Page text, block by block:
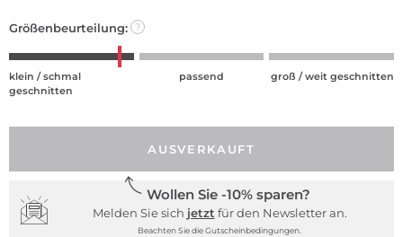
Größenbeurteilung: ?
klein / schmal
geschnitten
passend groß / weit geschnitten
AUSVERKAUFT
Wollen Sie -10% sparen?
Melden Sie sich jetzt für den Newsletter an.
Beachten Sie die Gutscheinbedingungen.